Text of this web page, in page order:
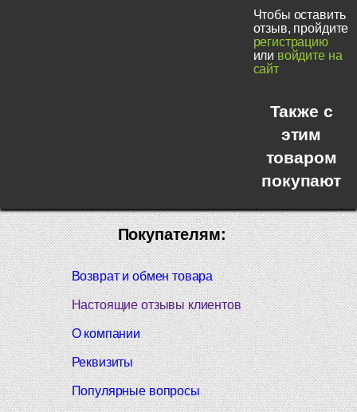
Чтобы оставить
отзыв, пройдите
регистрацию
или войдите на
сайт
Также с
этим
товаром
покупают
Покупателям:
Возврат и обмен товара
Настоящие отзывы клиентов
О компании
Реквизиты
Популярные вопросы